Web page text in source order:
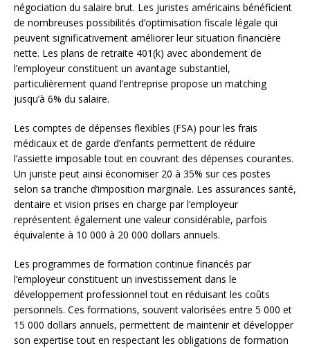
négociation du salaire brut. Les juristes américains bénéficient
de nombreuses possibilités d’optimisation fiscale légale qui
peuvent significativement améliorer leur situation financière
nette. Les plans de retraite 401(k) avec abondement de
l’employeur constituent un avantage substantiel,
particulièrement quand l’entreprise propose un matching
jusqu’à 6% du salaire.
Les comptes de dépenses flexibles (FSA) pour les frais
médicaux et de garde d’enfants permettent de réduire
l’assiette imposable tout en couvrant des dépenses courantes.
Un juriste peut ainsi économiser 20 à 35% sur ces postes
selon sa tranche d’imposition marginale. Les assurances santé,
dentaire et vision prises en charge par l’employeur
représentent également une valeur considérable, parfois
équivalente à 10 000 à 20 000 dollars annuels.
Les programmes de formation continue financés par
l’employeur constituent un investissement dans le
développement professionnel tout en réduisant les coûts
personnels. Ces formations, souvent valorisées entre 5 000 et
15 000 dollars annuels, permettent de maintenir et développer
son expertise tout en respectant les obligations de formation